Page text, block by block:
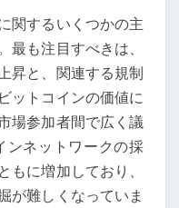
関するいくつかの主
最も注目すべきは、
昇と、関連する規制
ットコインの価値に
場参加者間で広く議
ンネットワークの採
もに増加しており、
が難しくなっていま